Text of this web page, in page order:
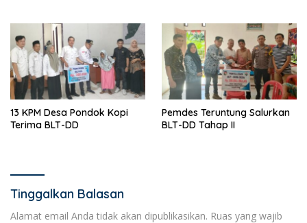
13 KPM Desa Pondok Kopi
Terima BLT-DD
Pemdes Teruntung Salurkan
BLT-DD Tahap II
Tinggalkan Balasan
Alamat email Anda tidak akan dipublikasikan. Ruas yang wajib